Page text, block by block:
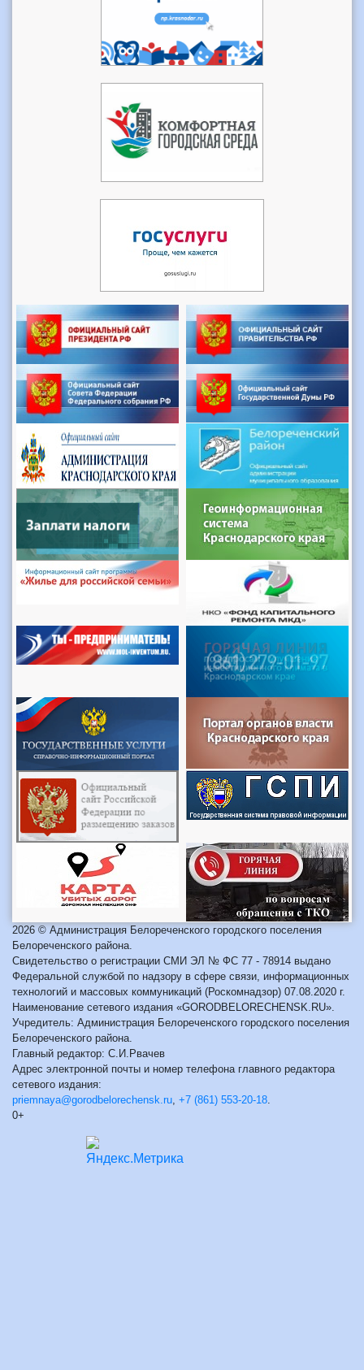
2026 © Администрация Белореченского городского поселения
Белореченского района.
Свидетельство о регистрации СМИ ЭЛ № ФС 77 - 78914 выдано
Федеральной службой по надзору в сфере связи, информационных
технологий и массовых коммуникаций (Роскомнадзор) 07.08.2020 г.
Наименование сетевого издания «GORODBELORECHENSK.RU».
Учредитель: Администрация Белореченского городского поселения
Белореченского района.
Главный редактор: С.И.Рвачев
Адрес электронной почты и номер телефона главного редактора
сетевого издания:
priemnaya@gorodbelorechensk.ru +7 (861) 553-20-18
0+